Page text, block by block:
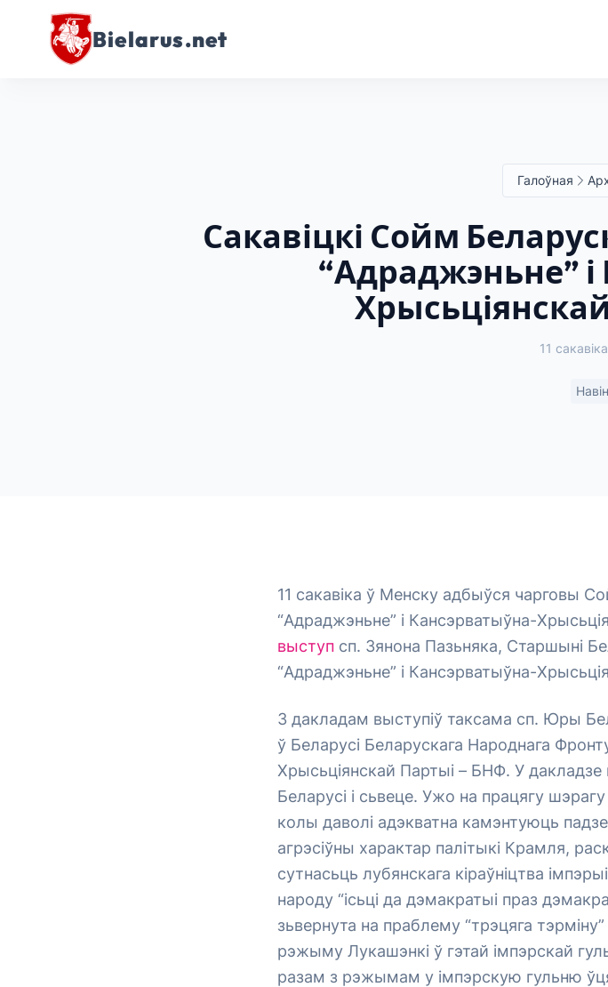
Bielarus.net
Галоўная
Сакавіцкі Сойм
“Адраджэньне”
11
11 сакавіка ў Менску адбыўся чарговы
“Адраджэньне” і Кансэрватыўна-
выступ сп. Зянона Пазьняка, Старшыні
“Адраджэньне” і Кансэрватыўна-
З дакладам выступіў таксама сп. Юры
ў Беларусі Беларускага Народнага
Хрысьціянскай Партыі – БНФ. У
Беларусі і сьвеце. Ужо на працягу
колы даволі адэкватна камэнтуюць
агрэсіўны характар палітыкі Крамля,
сутнасьць лубянскага кіраўніцтва
народу “ісьці да дэмакратыі праз
зьвернута на праблему “трэцяга
рэжыму Лукашэнкі ў гэтай імпэрскай
разам з рэжымам у імпэрскую гульню